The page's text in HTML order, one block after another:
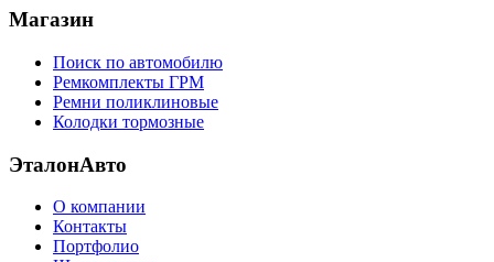
Магазин
Поиск по автомобилю
Ремкомплекты ГРМ
Ремни поликлиновые
Колодки тормозные
ЭталонАвто
О компании
Контакты
Портфолио